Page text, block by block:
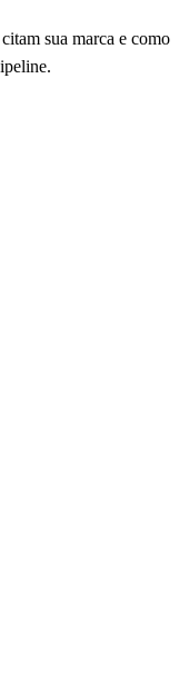
sua marca e como